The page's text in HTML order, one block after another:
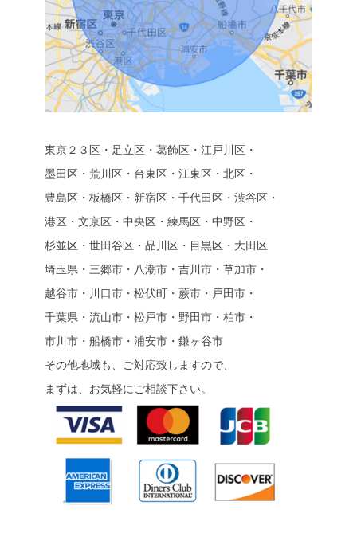
東京２３区・足立区・葛飾区・江戸川区・
墨田区・荒川区・台東区・江東区・北区・
豊島区・板橋区・新宿区・千代田区・渋谷区・
港区・文京区・中央区・練馬区・中野区・
杉並区・世田谷区・品川区・目黒区・大田区
埼玉県・三郷市・八潮市・吉川市・草加市・
越谷市・川口市・松伏町・蕨市・戸田市・
千葉県・流山市・松戸市・野田市・柏市・
市川市・船橋市・浦安市・鎌ヶ谷市
その他地域も、ご対応致しますので、
まずは、お気軽にご相談下さい。